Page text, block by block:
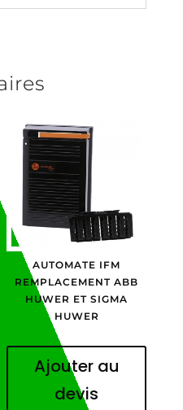
AUTOMATE IFM
REMPLACEMENT ABB
HUWER ET SIGMA
HUWER
Ajouter au
devis